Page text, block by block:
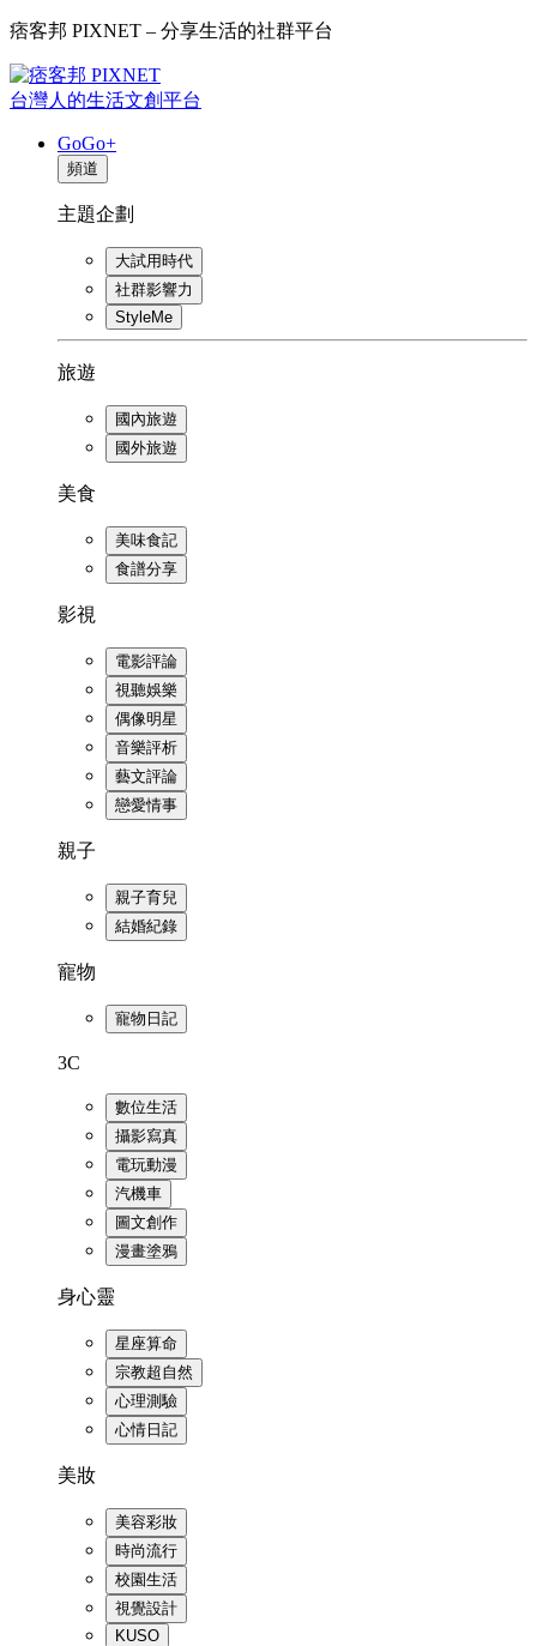
痞客邦 PIXNET – 分享生活的社群平台
台灣人的生活文創平台
GoGo+
頻道
主題企劃
大試用時代
社群影響力
StyleMe
旅遊
國內旅遊
國外旅遊
美食
美味食記
食譜分享
影視
電影評論
視聽娛樂
偶像明星
音樂評析
藝文評論
戀愛情事
親子
親子育兒
結婚紀錄
寵物
寵物日記
3C
數位生活
攝影寫真
電玩動漫
汽機車
圖文創作
漫畫塗鴉
身心靈
星座算命
宗教超自然
心理測驗
心情日記
美妝
美容彩妝
時尚流行
校園生活
視覺設計
KUSO